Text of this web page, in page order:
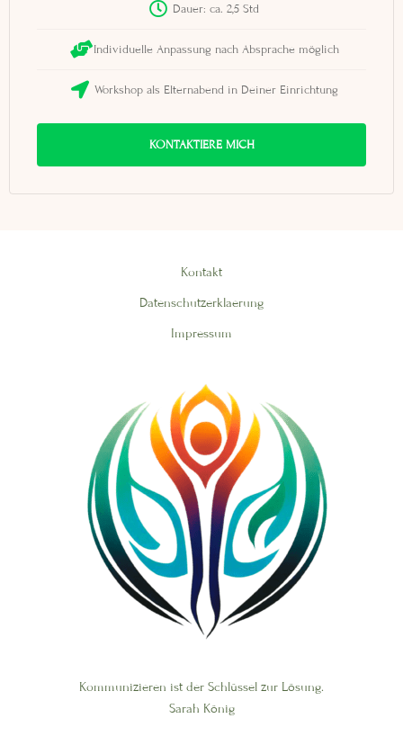
Dauer: ca. 2,5 Std
Individuelle Anpassung nach Absprache möglich
Workshop als Elternabend in Deiner Einrichtung
KONTAKTIERE MICH
Kontakt
Datenschutzerklaerung
Impressum
Kommunizieren ist der Schlüssel zur Lösung.
Sarah König